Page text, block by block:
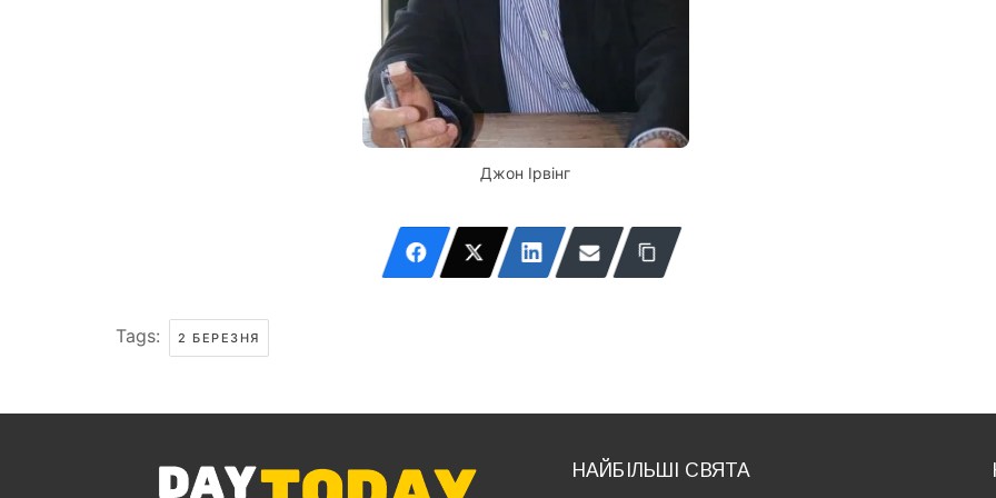
Джон Ірвінг
Tags: 2 БЕРЕЗНЯ
НАЙБІЛЬШІ СВЯТА